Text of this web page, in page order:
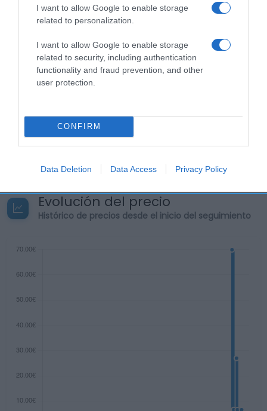
I want to allow Google to enable storage
related to personalization.
I want to allow Google to enable storage
related to security, including authentication
functionality and fraud prevention, and other
user protection.
CONFIRM
Data Deletion Data Access Privacy Policy
huevo.Nutrientes 100 gDescripción de la
raciónRación de 100
GRMCantidad/Unidad(VRN)Valor energético344
kcal-Valor energético1458 kJ-Grasas2 g-De los
cuales- saturadas0.5 g-Hidratos de carbono68 g-
De los cuales- Azúcares3.5 g-Fibra alimentaria3 g-
Modo de cocción para 4 personas:
1,5 l de caldo y añadir 4 raciones de pasta. Cocción
2 minutos al punto y 4 minutos suave.
Evolución del precio
Histórico de precios desde el inicio del seguimiento